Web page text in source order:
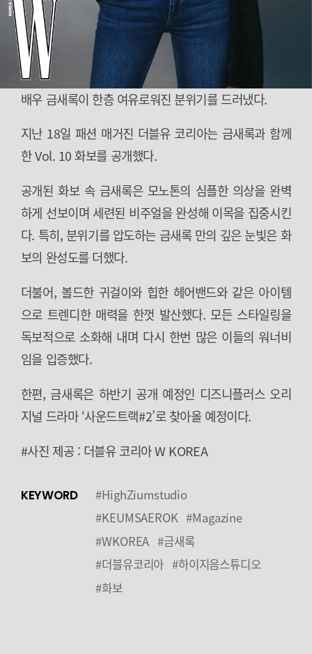
배우 금새록이 한층 여유로워진 분위기를 드러냈다.
지난 18일 패션 매거진 더블유 코리아는 금새록과 함께
한 Vol. 10 화보를 공개했다.
공개된 화보 속 금새록은 모노톤의 심플한 의상을 완벽
하게 선보이며 세련된 비주얼을 완성해 이목을 집중시킨
다. 특히, 분위기를 압도하는 금새록 만의 깊은 눈빛은 화
보의 완성도를 더했다.
더불어, 볼드한 귀걸이와 힙한 헤어밴드와 같은 아이템
으로 트렌디한 매력을 한껏 발산했다. 모든 스타일링을
독보적으로 소화해 내며 다시 한번 많은 이들의 워너비
임을 입증했다.
한편, 금새록은 하반기 공개 예정인 디즈니플러스 오리
지널 드라마 ‘사운드트랙#2’로 찾아올 예정이다.
#사진 제공 : 더블유 코리아 W KOREA
KEYWORD
#HighZiumstudio
#KEUMSAEROK #Magazine
#WKOREA #금새록
#더블유코리아 #하이지음스튜디오
#화보